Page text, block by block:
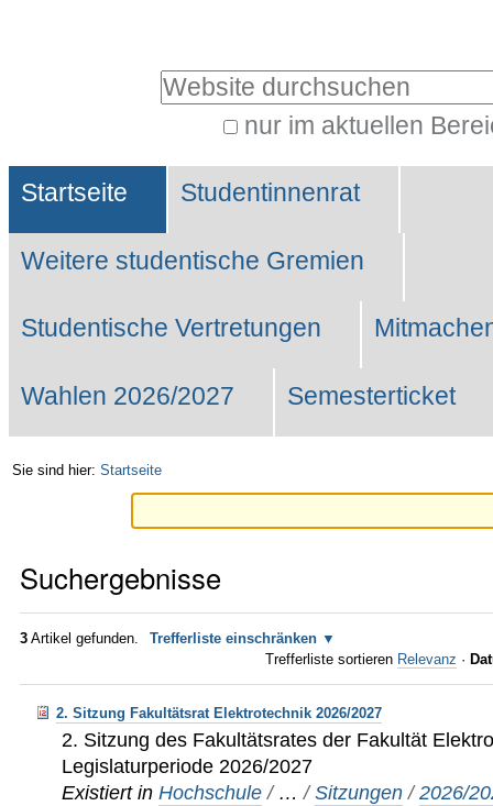
Website durchsuchen
nur im aktuellen
Suche…
Sektionen
Startseite Studentinnenrat
Weitere studentische Gremien
Studentische Vertretungen
Wahlen 2026/2027 Semesterticket
Sie sind hier: Startseite
Suchergebnisse
3 Artikel gefunden.
Trefferliste einschränken
Trefferliste sortieren Relevanz ·
2. Sitzung Fakultätsrat Elektrotechnik 2026/2027
2. Sitzung des Fakultätsrates der Fakultät
Legislaturperiode 2026/2027
Existiert in Hochschule / …/Sitzungen /2026/